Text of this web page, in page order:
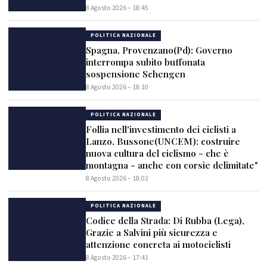
8 Agosto 2026 – 18:45
POLITICA NAZIONALE
Spagna, Provenzano(Pd): Governo
interrompa subito buffonata
sospensione Schengen
8 Agosto 2026 – 18:10
POLITICA NAZIONALE
Follia nell'investimento dei ciclisti a
Lanzo, Bussone(UNCEM): costruire
nuova cultura del ciclismo - che è
montagna - anche con corsie delimitate"
8 Agosto 2026 – 18:02
POLITICA NAZIONALE
Codice della Strada: Di Rubba (Lega),
Grazie a Salvini più sicurezza e
attenzione concreta ai motociclisti
8 Agosto 2026 – 17:41